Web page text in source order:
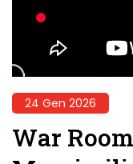
24 Gen 2026
War